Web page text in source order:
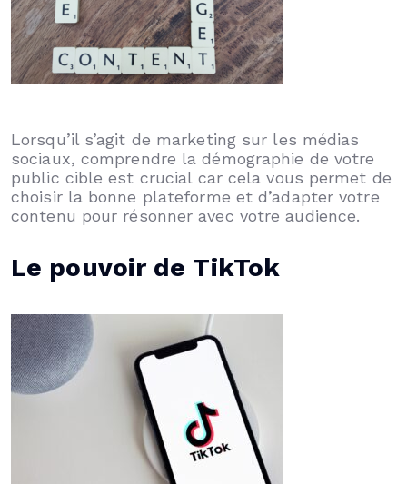
Lorsqu’il s’agit de marketing sur les médias
sociaux, comprendre la démographie de votre
public cible est crucial car cela vous permet de
choisir la bonne plateforme et d’adapter votre
contenu pour résonner avec votre audience.
Le pouvoir de TikTok